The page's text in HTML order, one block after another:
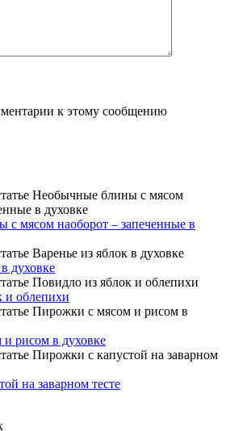
к этому сообщению
мясом наоборот – запеченные в
духовке
и облепихи
рисом в духовке
на заварном тесте